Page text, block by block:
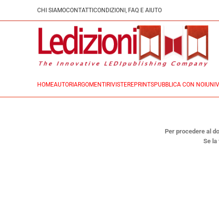
CHI SIAMOCONTATTI CONDIZIONI, FAQ E AIUTO
HOMEAUTORI ARGOMENTI RIVISTEREPRINTSPUBBLICA CON NOI
Per procedere al
Se